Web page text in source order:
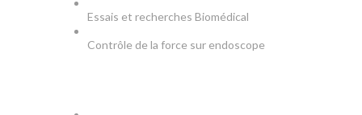
Essais et recherches Biomédical
Contrôle de la force sur endoscope